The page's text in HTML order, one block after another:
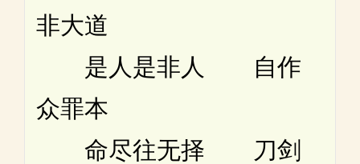
非大道
是人是非人 自作
众罪本
命尽往无择 刀剑